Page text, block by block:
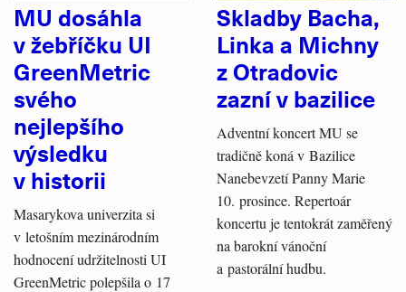
MU dosáhla
v žebříčku UI
GreenMetric
svého
nejlepšího
výsledku
v historii
Masarykova univerzita si
v letošním mezinárodním
hodnocení udržitelnosti UI
GreenMetric polepšila o 17
Skladby Bacha,
Linka a Michny
z Otradovic
zazní v bazilice
Adventní koncert MU se
tradičně koná v Bazilice
Nanebevzetí Panny Marie
10. prosince. Repertoár
koncertu je tentokrát zaměřený
na barokní vánoční
a pastorální hudbu.